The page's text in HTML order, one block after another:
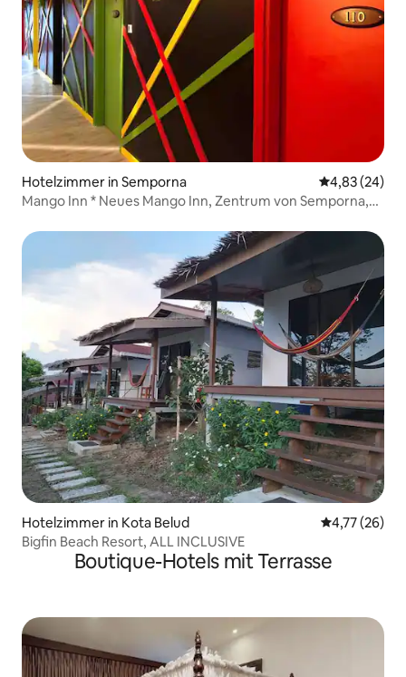
Hotelzimmer in Semporna
4,83 (24)
Mango Inn * Neues Mango Inn, Zentrum von Semporna,
können arrangiert werden
Hotelzimmer in Kota Belud
4,77 (26)
Bigfin Beach Resort, ALL INCLUSIVE
Boutique-Hotels mit Terrasse